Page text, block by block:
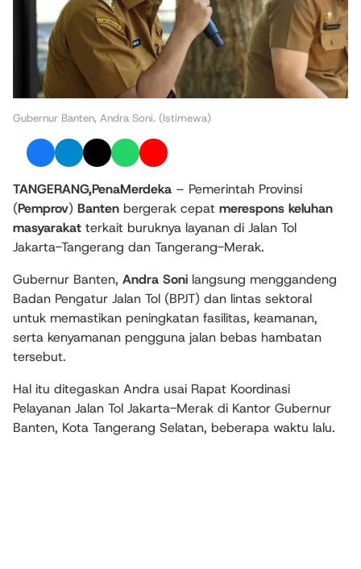
Gubernur Banten, Andra Soni. (Istimewa)
TANGERANG,PenaMerdeka – Pemerintah Provinsi
(Pemprov) Banten bergerak cepat merespons keluhan
masyarakat terkait buruknya layanan di Jalan Tol
Jakarta-Tangerang dan Tangerang-Merak.
Gubernur Banten, Andra Soni langsung menggandeng
Badan Pengatur Jalan Tol (BPJT) dan lintas sektoral
untuk memastikan peningkatan fasilitas, keamanan,
serta kenyamanan pengguna jalan bebas hambatan
tersebut.
Hal itu ditegaskan Andra usai Rapat Koordinasi
Pelayanan Jalan Tol Jakarta-Merak di Kantor Gubernur
Banten, Kota Tangerang Selatan, beberapa waktu lalu.